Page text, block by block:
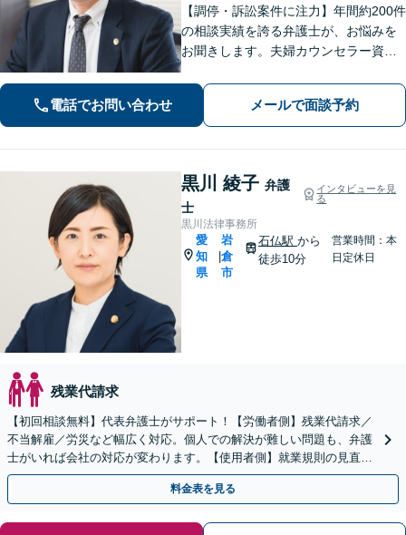
【調停・訴訟案件に注力】年間約200件
の相談実績を誇る弁護士が、お悩みを
お聞きします。夫婦カウンセラー資格
面の負担もきめ細やかにサポート致し
ます。「相続問題：シニアライフカウ
ンセラー・認知症サポーターの資格あ
り」
電話でお問い合わせ メールで面談予約
黒川 綾子 弁護
士
インタビューを見
る
黒川法律事務所
愛
知
県
岩
倉
市
石仏駅 から
徒歩10分
営業時間：本
日定休日
残業代請求
【初回相談無料】代表弁護士がサポート！【労働者側】残業代請求／
不当解雇／労災など幅広く対応。個人での解決が難しい問題も、弁護
士がいれば会社の対応が変わります。【使用者側】就業規則の見直し
やハラスメント対策もお任せください【法テラス利用可能】
料金表を見る